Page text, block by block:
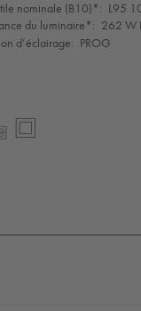
nominale (B10)*: L95
du luminaire*: 262 W
d’éclairage: PROG